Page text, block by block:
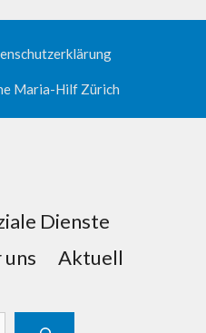
Maria-Hilf Zürich
Dienste
Aktuell